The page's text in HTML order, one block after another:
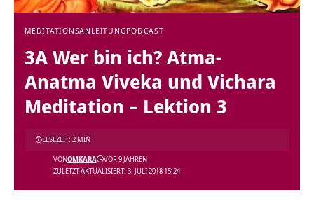
MEDITATIONSANLEITUNGPODCAST
3A Wer bin ich? Atma-
Anatma Viveka und Vichara
Meditation – Lektion 3
ZULETZT AKTUALISIERT: 3. JULI 2018 15:24
VONOMKARA VOR 9 JAHREN
LESEZEIT: 2 MIN